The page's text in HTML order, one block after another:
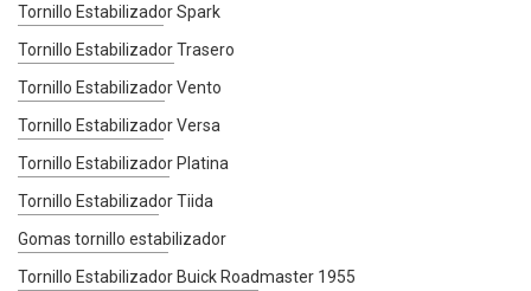
Tornillo Estabilizador Spark
Tornillo Estabilizador Trasero
Tornillo Estabilizador Vento
Tornillo Estabilizador Versa
Tornillo Estabilizador Platina
Tornillo Estabilizador Tiida
Gomas tornillo estabilizador
Tornillo Estabilizador Buick Roadmaster 1955